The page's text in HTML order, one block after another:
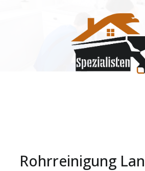
Rohrreinigung